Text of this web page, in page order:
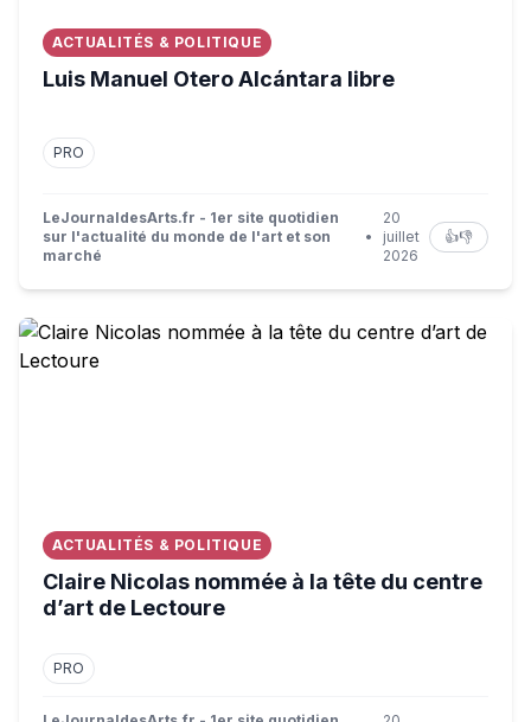
ACTUALITÉS & POLITIQUE
Luis Manuel Otero Alcántara libre
PRO
LeJournaldesArts.fr - 1er site quotidien
sur l'actualité du monde de l'art et son
marché
•
20
juillet
2026
👍👎
Claire Nicolas nommée à la tête du centre d’art de
ACTUALITÉS & POLITIQUE
Claire Nicolas nommée à la tête du centre
d’art de Lectoure
PRO